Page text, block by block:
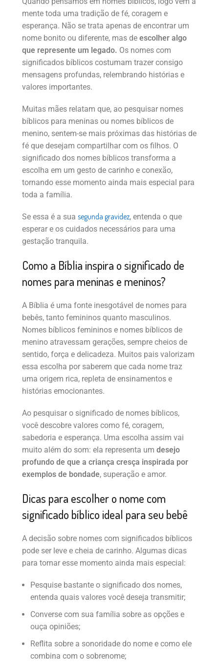
mente toda uma tradição de fé, coragem e
esperança. Não se trata apenas de encontrar um
nome bonito ou diferente, mas de escolher algo
que represente um legado. Os nomes com
significados bíblicos costumam trazer consigo
mensagens profundas, relembrando histórias e
valores importantes.
Muitas mães relatam que, ao pesquisar nomes
bíblicos para meninas ou nomes bíblicos de
menino, sentem-se mais próximas das histórias de
fé que desejam compartilhar com os filhos. O
significado dos nomes bíblicos transforma a
escolha em um gesto de carinho e conexão,
tornando esse momento ainda mais especial para
toda a família.
Se essa é a sua segunda gravidez, entenda o que
esperar e os cuidados necessários para uma
gestação tranquila.
Como a Bíblia inspira o significado de
nomes para meninas e meninos?
A Bíblia é uma fonte inesgotável de nomes para
bebês, tanto femininos quanto masculinos.
Nomes bíblicos femininos e nomes bíblicos de
menino atravessam gerações, sempre cheios de
sentido, força e delicadeza. Muitos pais valorizam
essa escolha por saberem que cada nome traz
uma origem rica, repleta de ensinamentos e
histórias emocionantes.
Ao pesquisar o significado de nomes bíblicos,
você descobre valores como fé, coragem,
sabedoria e esperança. Uma escolha assim vai
muito além do som: ela representa um desejo
profundo de que a criança cresça inspirada por
exemplos de bondade, superação e amor.
Dicas para escolher o nome com
significado bíblico ideal para seu bebê
A decisão sobre nomes com significados bíblicos
pode ser leve e cheia de carinho. Algumas dicas
para tornar esse momento ainda mais especial:
Pesquise bastante o significado dos nomes,
entenda quais valores você deseja transmitir;
Converse com sua família sobre as opções e
ouça opiniões;
Reflita sobre a sonoridade do nome e como ele
combina com o sobrenome;